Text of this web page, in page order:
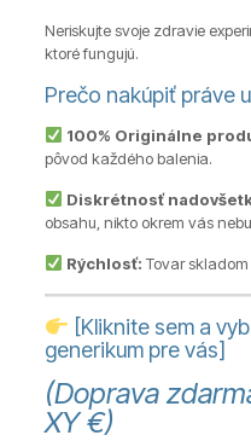
Neriskujte svoje zdravie
ktoré fungujú.
Prečo nakúpiť práve
100% Originálne
pôvod každého balenia.
Diskrétnosť
obsahu, nikto okrem vás
Rýchlosť: Tovar
[Kliknite sem a
generikum pre vás]
(Doprava
XY €)